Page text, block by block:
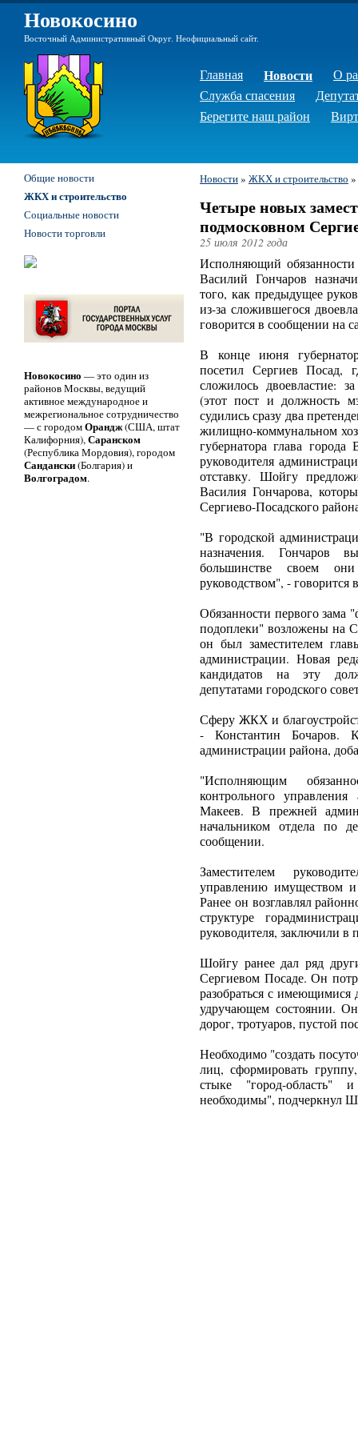
Новокосино
Восточный Административный Округ. Неофициальный сайт.
Главная Новости
О
Служба спасения
Берегите наш район
Новости» ЖКХ и строительство »
Четыре новых
подмосковном
25 июля 2012 года
Исполняющий
Василий Гончаров
того, как предыдущее
из-за сложившегося
говорится в сообщении на
В конце июня
посетил Сергиев Посад,
сложилось двоевластие:
(этот пост и должность
судились сразу два
жилищно-коммунальном
губернатора глава
руководителя
отставку. Шойгу
Василия Гончарова,
Сергиево-Посадского
"В городской
назначения. Гончаров
большинстве своем
руководством", - говорится
Обязанности первого зама
подоплеки" возложены на
он был заместителем
администрации. Новая
кандидатов на эту
депутатами городского
Сферу ЖКХ и
- Константин Бочаров.
администрации района,
"Исполняющим
контрольного
Макеев. В прежней
начальником отдела по
сообщении.
Заместителем
управлению имуществом
Ранее он возглавлял
структуре
руководителя, заключили в
Шойгу ранее дал ряд
Сергиевом Посаде. Он
разобраться с имеющимися
удручающем состоянии. Он
дорог, тротуаров, пустой
Необходимо "создать
лиц, сформировать
стыке "город-область"
необходимы", подчеркнул
Общие новости
ЖКХ и строительство
Социальные новости
Новости торговли
Новокосино — это один из
районов Москвы, ведущий
активное международное и
межрегиональное сотрудничество
— с городомОрандж(США, штат
Калифорния),Саранском
(Республика Мордовия), городом
Сандански(Болгария) и
Волгоградом.